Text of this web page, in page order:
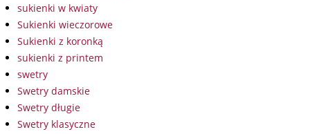
sukienki w kwiaty
Sukienki wieczorowe
Sukienki z koronką
sukienki z printem
swetry
Swetry damskie
Swetry długie
Swetry klasyczne